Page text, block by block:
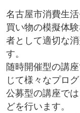
名古屋市消費生
買い物の模擬体
者として適切な
す。
随時開催型の講
じて様々なプロ
公募型の講座で
どを行います。